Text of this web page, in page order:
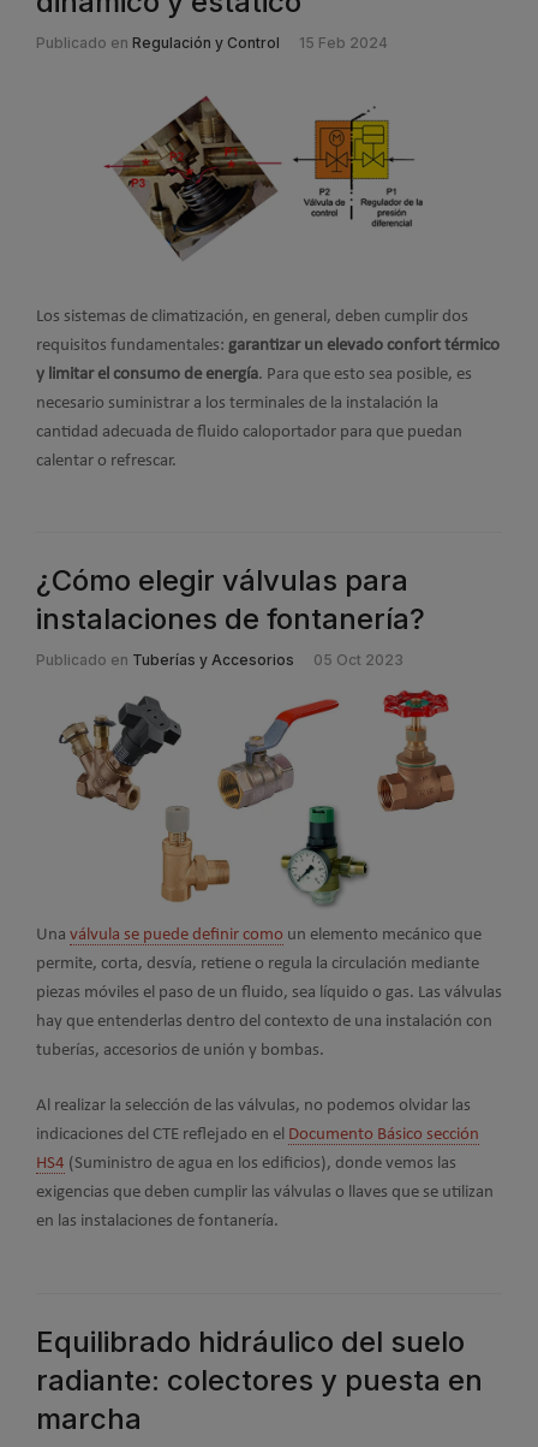
Publicado en Regulación y Control 15 Feb 2024
Los sistemas de climatización, en general, deben cumplir dos
requisitos fundamentales: garantizar un elevado confort térmico
y limitar el consumo de energía. Para que esto sea posible, es
necesario suministrar a los terminales de la instalación la
cantidad adecuada de fluido caloportador para que puedan
calentar o refrescar.
¿Cómo elegir válvulas para
instalaciones de fontanería?
Publicado en Tuberías y Accesorios 05 Oct 2023
Una válvula se puede definir como un elemento mecánico que
permite, corta, desvía, retiene o regula la circulación mediante
piezas móviles el paso de un fluido, sea líquido o gas. Las válvulas
hay que entenderlas dentro del contexto de una instalación con
tuberías, accesorios de unión y bombas.
Al realizar la selección de las válvulas, no podemos olvidar las
indicaciones del CTE reflejado en el Documento Básico sección
HS4 (Suministro de agua en los edificios), donde vemos las
exigencias que deben cumplir las válvulas o llaves que se utilizan
en las instalaciones de fontanería.
Equilibrado hidráulico del suelo
radiante: colectores y puesta en
marcha